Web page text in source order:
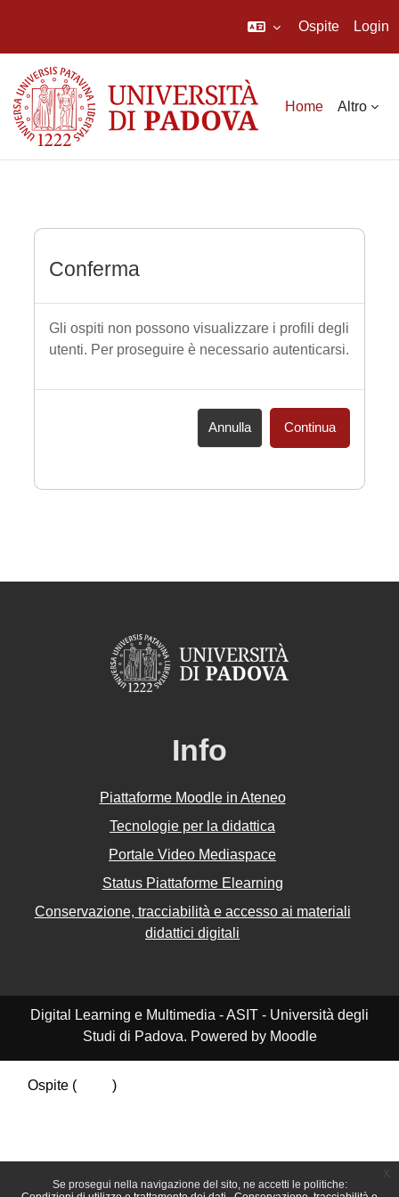
Se prosegui nella navigazione del sito, ne accetti le politiche:
Ospite Login
Home Altro
Conferma
Gli ospiti non possono visualizzare i profili degli
utenti. Per proseguire è necessario autenticarsi.
Annulla Continua
Info
Piattaforme Moodle in Ateneo
Tecnologie per la didattica
Portale Video Mediaspace
Status Piattaforme Elearning
Conservazione, tracciabilità e accesso ai materiali
didattici digitali
Digital Learning e Multimedia - ASIT - Università degli
Studi di Padova. Powered by Moodle
Ospite (
)